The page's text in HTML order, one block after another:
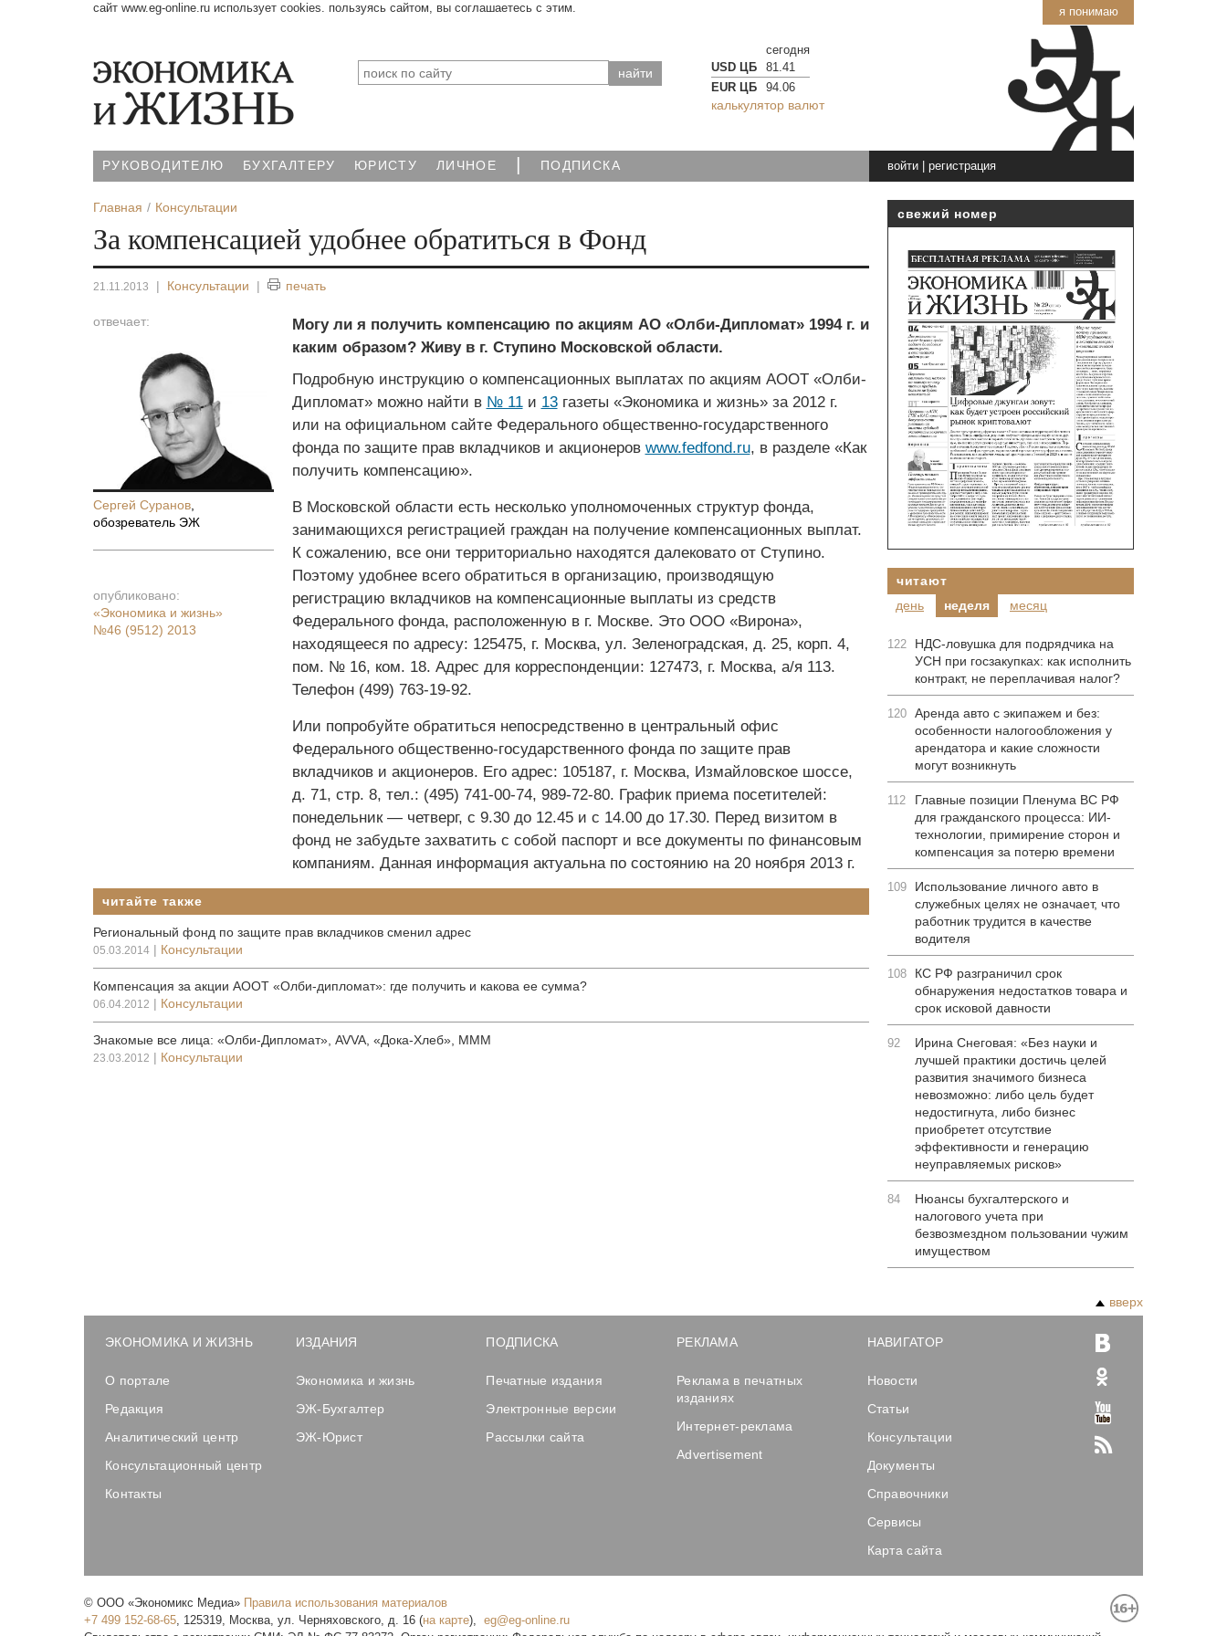
я понимаю
сайт www.eg-online.ru использует cookies. пользуясь сайтом, вы соглашаетесь с этим.
сегодня
USD ЦБ
81.41
EUR ЦБ
94.06
калькулятор валют
РУКОВОДИТЕЛЮ БУХГАЛТЕРУ ЮРИСТУ ЛИЧНОЕ | ПОДПИСКА войти| регистрация
Главная Консультации
За компенсацией удобнее обратиться в Фонд
21.11.2013 | Консультации | печать
отвечает:
Сергей Суранов,
обозреватель ЭЖ
опубликовано:
«Экономика и жизнь»
№46 (9512) 2013
Могу ли я получить компенсацию по акциям АО «Олби-Дипломат» 1994 г. и
каким образом? Живу в г. Ступино Московской области.
Подробную инструкцию о компенсационных выплатах по акциям АООТ «Олби-
Дипломат» можно найти в № 11и 13газеты «Экономика и жизнь» за 2012 г.
или на официальном сайте Федерального общественно-государственного
фонда по защите прав вкладчиков и акционеров www.fedfond.ru, в разделе «Как
получить компенсацию».
В Московской области есть несколько уполномоченных структур фонда,
занимающихся регистрацией граждан на получение компенсационных выплат.
К сожалению, все они территориально находятся далековато от Ступино.
Поэтому удобнее всего обратиться в организацию, производящую
регистрацию вкладчиков на компенсационные выплаты из средств
Федерального фонда, расположенную в г. Москве. Это ООО «Вирона»,
находящееся по адресу: 125475, г. Москва, ул. ­­Зеленоградская, д. 25, корп. 4,
пом. № 16, ком. 18. Адрес для корреспонденции: 127473, г. Москва, а/я 113.
Телефон (499) 763-19-92.
Или попробуйте обратиться непосредственно в центральный офис
Федерального общественно-государственного фонда по защите прав
вкладчиков и акционеров. Его адрес: 105187, г. Москва, Измайловское шоссе,
д. 71, стр. 8, тел.: (495) 741-00-74, 989-72-80. График приема посетителей:
понедельник — четверг, с 9.30 до 12.45 и с 14.00 до 17.30. Перед визитом в
фонд не забудьте захватить с собой паспорт и все документы по финансовым
компаниям. Данная информация актуальна по состоянию на 20 ноября 2013 г.
читайте также
Региональный фонд по защите прав вкладчиков сменил адрес
05.03.2014 | Консультации
Компенсация за акции АООТ «Олби-дипломат»: где получить и какова ее сумма?
06.04.2012 | Консультации
Знакомые все лица: «Олби-Дипломат», AVVA, «Дока-Хлеб», МММ
23.03.2012 | Консультации
свежий номер
читают
день
неделя месяц
122
НДС-ловушка для подрядчика на
УСН при госзакупках: как исполнить
контракт, не переплачивая налог?
120 Аренда авто с экипажем и без:
особенности налогообложения у
арендатора и какие сложности
могут возникнуть
112
Главные позиции Пленума ВС РФ
для гражданского процесса: ИИ-
технологии, примирение сторон и
компенсация за потерю времени
109
Использование личного авто в
служебных целях не означает, что
работник трудится в качестве
водителя
108
КС РФ разграничил срок
обнаружения недостатков товара и
срок исковой давности
92
Ирина Снеговая: «Без науки и
лучшей практики достичь целей
развития значимого бизнеса
невозможно: либо цель будет
недостигнута, либо бизнес
приобретет отсутствие
эффективности и генерацию
неуправляемых рисков»
84
Нюансы бухгалтерского и
налогового учета при
безвозмездном пользовании чужим
имуществом
вверх
ЭКОНОМИКА И ЖИЗНЬ
О портале
Редакция
Аналитический центр
Консультационный центр
Контакты
ИЗДАНИЯ
Экономика и жизнь
ЭЖ-Бухгалтер
ЭЖ-Юрист
ПОДПИСКА
Печатные издания
Электронные версии
Рассылки сайта
РЕКЛАМА
Реклама в печатных
изданиях
Интернет-реклама
Advertisement
НАВИГАТОР
Новости
Статьи
Консультации
Документы
Справочники
Сервисы
Карта сайта
© ООО «Экономикс Медиа» Правила использования материалов
+7 499 152-68-65, 125319, Москва, ул. Черняховского, д. 16 (на карте),